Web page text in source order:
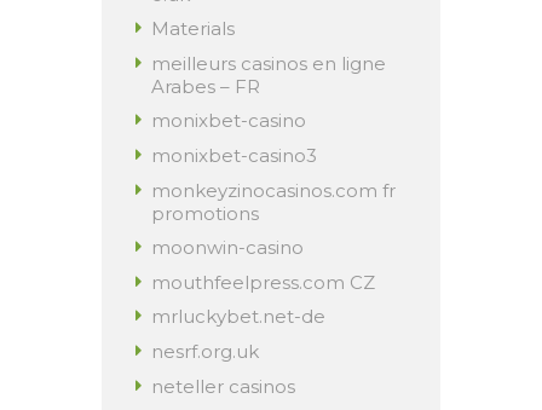
Materials
meilleurs casinos en ligne
Arabes – FR
monixbet-casino
monixbet-casino3
monkeyzinocasinos.com fr
promotions
moonwin-casino
mouthfeelpress.com CZ
mrluckybet.net-de
nesrf.org.uk
neteller casinos